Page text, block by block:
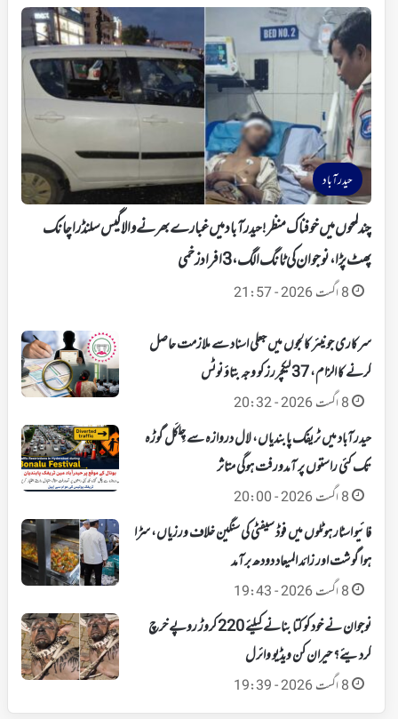
حیدرآباد
چند لمحوں میں خوفناک منظر!حیدرآباد میں غبارے بھرنے والا گیس سلنڈر اچانک
پھٹ پڑا، نوجوان کی ٹانگ الگ، 3 افراد زخمی
8 اگست 2026 - 21:57
سرکاری جونیئر کالجوں میں جعلی اسناد سے ملازمت حاصل
کرنے کا الزام، 37 لیکچررز کو وجہ بتاؤ نوٹس
8 اگست 2026 - 20:32
حیدرآباد میں ٹریفک پابندیاں، لال دروازہ سے چِلکَل گوڑہ
تک کئی راستوں پر آمدورفت ہوگی متاثر
8 اگست 2026 - 20:00
فائیو اسٹار ہوٹلوں میں فوڈ سیفٹی کی سنگین خلاف ورزیاں، سڑا
ہوا گوشت اور زائد المیعاد دودھ برآمد
8 اگست 2026 - 19:43
نوجوان نے خود کو کتا بنانے کیلئے 220 کروڑ روپے خرچ
کردیئے؟ حیران کن ویڈیو وائرل
8 اگست 2026 - 19:39